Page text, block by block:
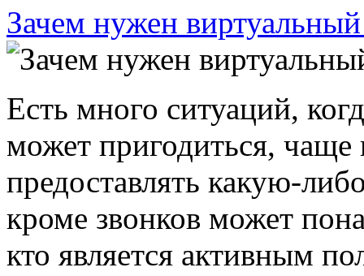
Зачем нужен
Есть много ситуаций,
может пригодиться, чаще
предоставлять какую-
кроме звонков может
кто является активным